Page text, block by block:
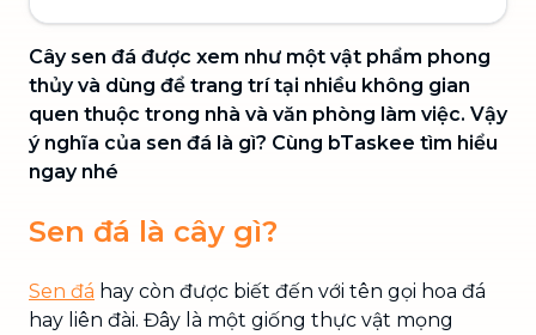
Cây sen đá được xem như một vật phẩm phong
thủy và dùng để trang trí tại nhiều không gian
quen thuộc trong nhà và văn phòng làm việc. Vậy
ý nghĩa của sen đá là gì? Cùng bTaskee tìm hiểu
ngay nhé
Sen đá là cây gì?
Sen đá hay còn được biết đến với tên gọi hoa đá
hay liên đài. Đây là một giống thực vật mọng